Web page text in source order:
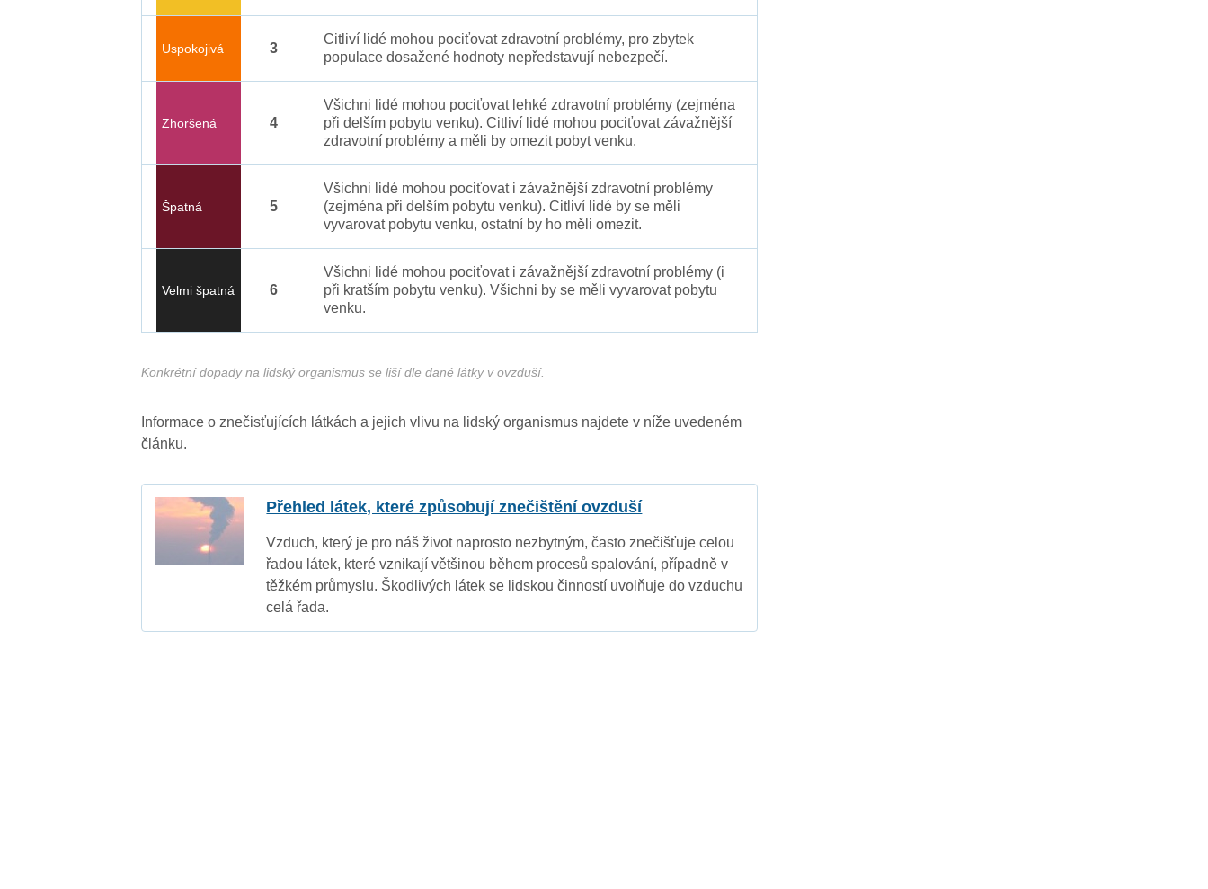
Uspokojivá 3
Citliví lidé mohou pociťovat zdravotní problémy, pro zbytek
populace dosažené hodnoty nepředstavují nebezpečí.
Zhoršená 4
Všichni lidé mohou pociťovat lehké zdravotní problémy (zejména
při delším pobytu venku). Citliví lidé mohou pociťovat závažnější
zdravotní problémy a měli by omezit pobyt venku.
Špatná 5
Všichni lidé mohou pociťovat i závažnější zdravotní problémy
(zejména při delším pobytu venku). Citliví lidé by se měli
vyvarovat pobytu venku, ostatní by ho měli omezit.
Velmi špatná 6
Všichni lidé mohou pociťovat i závažnější zdravotní problémy (i
při kratším pobytu venku). Všichni by se měli vyvarovat pobytu
venku.
Konkrétní dopady na lidský organismus se liší dle dané látky v ovzduší.
Informace o znečisťujících látkách a jejich vlivu na lidský organismus najdete v níže uvedeném
článku.
Přehled látek, které způsobují znečištění ovzduší
Vzduch, který je pro náš život naprosto nezbytným, často znečišťuje celou
řadou látek, které vznikají většinou během procesů spalování, případně v
těžkém průmyslu. Škodlivých látek se lidskou činností uvolňuje do vzduchu
celá řada.